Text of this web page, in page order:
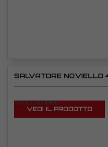
SALVATORE NOVIELLO
VEDI TUTORIAL
VEDI IL PRODOTTO